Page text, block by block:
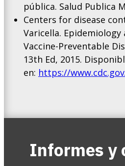
pública. Salud Publica
Centers for disease
Varicella.
Vaccine-Preventable
13th Ed, 2015.
en: https://
Informes y